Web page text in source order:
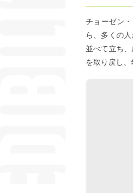
チョーゼン
ら、多くの
並べて立ち
を取り戻し